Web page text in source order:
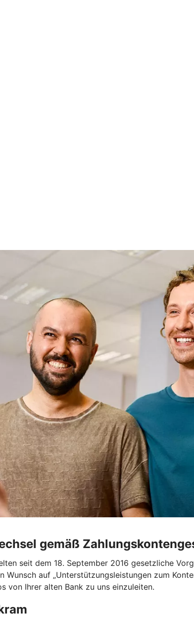
gemäß
seit dem 18. September 2016 gesetzliche
Wunsch auf „Unterstützungsleistungen zum
von Ihrer alten Bank zu uns einzuleiten.